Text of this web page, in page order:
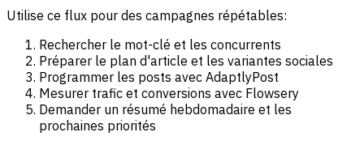
Utilise ce flux pour des campagnes répétables:
Rechercher le mot-clé et les concurrents
Préparer le plan d'article et les variantes sociales
Programmer les posts avec AdaptlyPost
Mesurer trafic et conversions avec Flowsery
Demander un résumé hebdomadaire et les
prochaines priorités